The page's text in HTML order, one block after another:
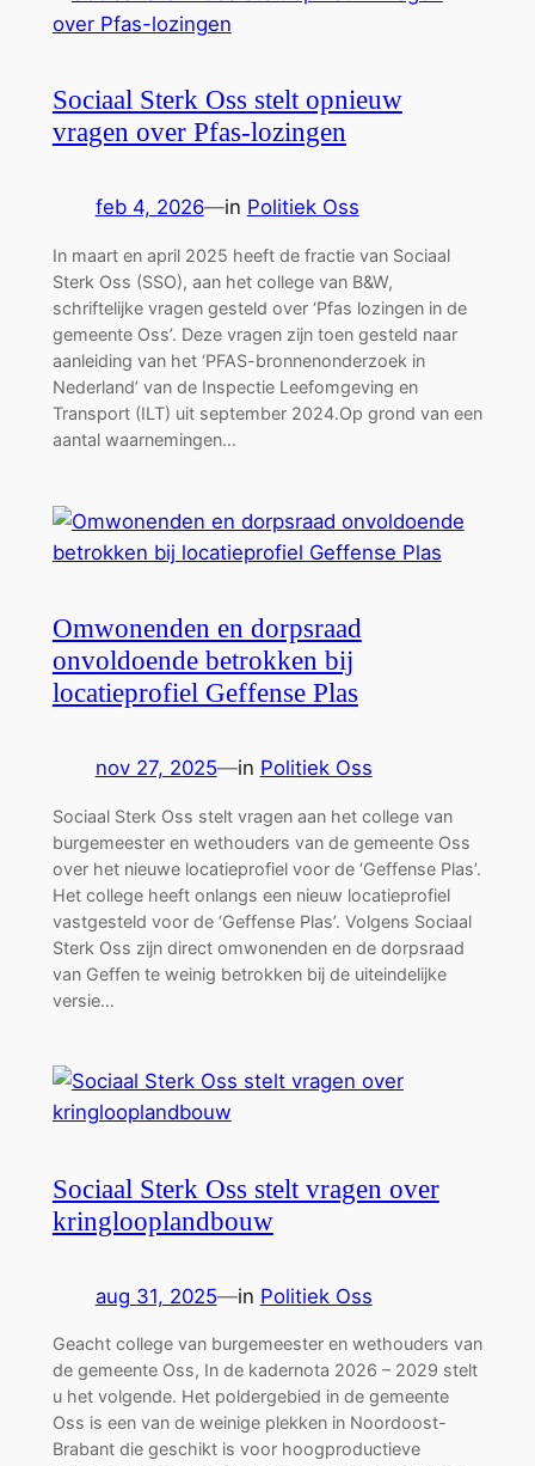
Sociaal Sterk Oss stelt opnieuw
vragen over Pfas-lozingen
feb 4, 2026—in Politiek Oss
In maart en april 2025 heeft de fractie van Sociaal
Sterk Oss (SSO), aan het college van B&W,
schriftelijke vragen gesteld over ‘Pfas lozingen in de
gemeente Oss’. Deze vragen zijn toen gesteld naar
aanleiding van het ‘PFAS-bronnenonderzoek in
Nederland’ van de Inspectie Leefomgeving en
Transport (ILT) uit september 2024.Op grond van een
aantal waarnemingen…
Omwonenden en dorpsraad
onvoldoende betrokken bij
locatieprofiel Geffense Plas
nov 27, 2025—in Politiek Oss
Sociaal Sterk Oss stelt vragen aan het college van
burgemeester en wethouders van de gemeente Oss
over het nieuwe locatieprofiel voor de ‘Geffense Plas’.
Het college heeft onlangs een nieuw locatieprofiel
vastgesteld voor de ‘Geffense Plas’. Volgens Sociaal
Sterk Oss zijn direct omwonenden en de dorpsraad
van Geffen te weinig betrokken bij de uiteindelijke
versie…
Sociaal Sterk Oss stelt vragen over
kringlooplandbouw
aug 31, 2025—in Politiek Oss
Geacht college van burgemeester en wethouders van
de gemeente Oss, In de kadernota 2026 – 2029 stelt
u het volgende. Het poldergebied in de gemeente
Oss is een van de weinige plekken in Noordoost-
Brabant die geschikt is voor hoogproductieve